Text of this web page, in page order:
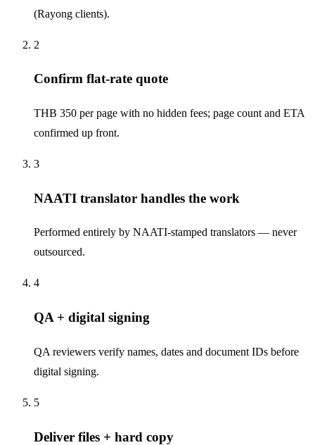
(Rayong clients).
2
Confirm flat-rate quote
THB 350 per page with no hidden fees; page count and ETA
confirmed up front.
3
NAATI translator handles the work
Performed entirely by NAATI-stamped translators — never
outsourced.
4
QA + digital signing
QA reviewers verify names, dates and document IDs before
digital signing.
5
Deliver files + hard copy